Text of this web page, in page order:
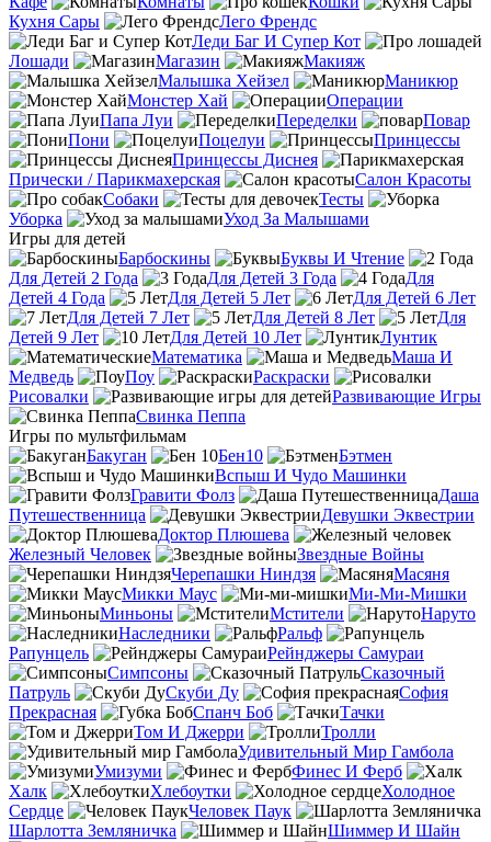
Кухня Сары
Лего Френдс
Леди Баг И Супер Кот
Лошади
Магазин
Макияж
Малышка Хейзел
Маникюр
Монстер Хай
Операции
Папа Луи
Переделки
Повар
Пони
Поцелуи
Принцессы
Принцессы Диснея
Прически / Парикмахерская
Салон Красоты
Собаки
Тесты
Уборка
Уход За Малышами
Игры для детей
Барбоскины
Буквы И Чтение
Для Детей 2 Года
Для Детей 3 Года
Для
Детей 4 Года
Для Детей 5 Лет
Для Детей 6 Лет
Для Детей 7 Лет
Для Детей 8 Лет
Для
Детей 9 Лет
Для Детей 10 Лет
Лунтик
Математика
Маша И
Медведь
Поу
Раскраски
Рисовалки
Развивающие Игры
Свинка Пеппа
Игры по мультфильмам
Бакуган
Бен10
Бэтмен
Вспыш И Чудо Машинки
Гравити Фолз
Даша
Путешественница
Девушки Эквестрии
Доктор Плюшева
Железный Человек
Звездные Войны
Черепашки Ниндзя
Масяня
Микки Маус
Ми-Ми-Мишки
Миньоны
Мстители
Наруто
Наследники
Ральф
Рапунцель
Рейнджеры Самураи
Симпсоны
Сказочный
Патруль
Скуби Ду
София
Прекрасная
Спанч Боб
Тачки
Том И Джерри
Тролли
Удивительный Мир Гамбола
Умизуми
Финес И Ферб
Халк
Хлебоутки
Холодное
Сердце
Человек Паук
Шарлотта Земляничка
Шиммер И Шайн